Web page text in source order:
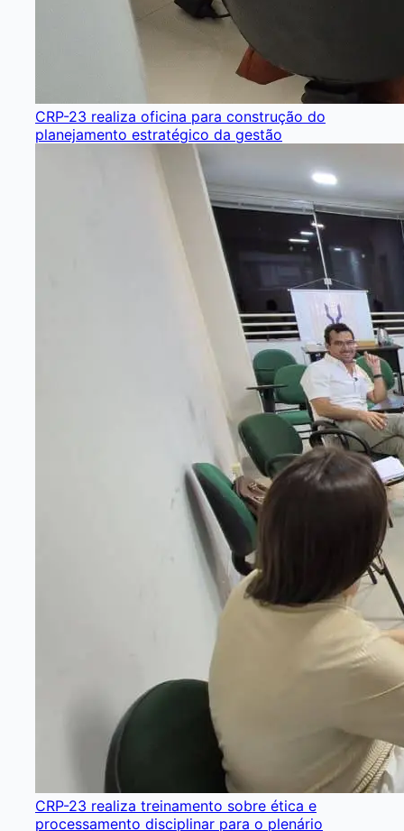
CRP-23 realiza oficina para construção do
planejamento estratégico da gestão
CRP-23 realiza treinamento sobre ética e
processamento disciplinar para o plenário